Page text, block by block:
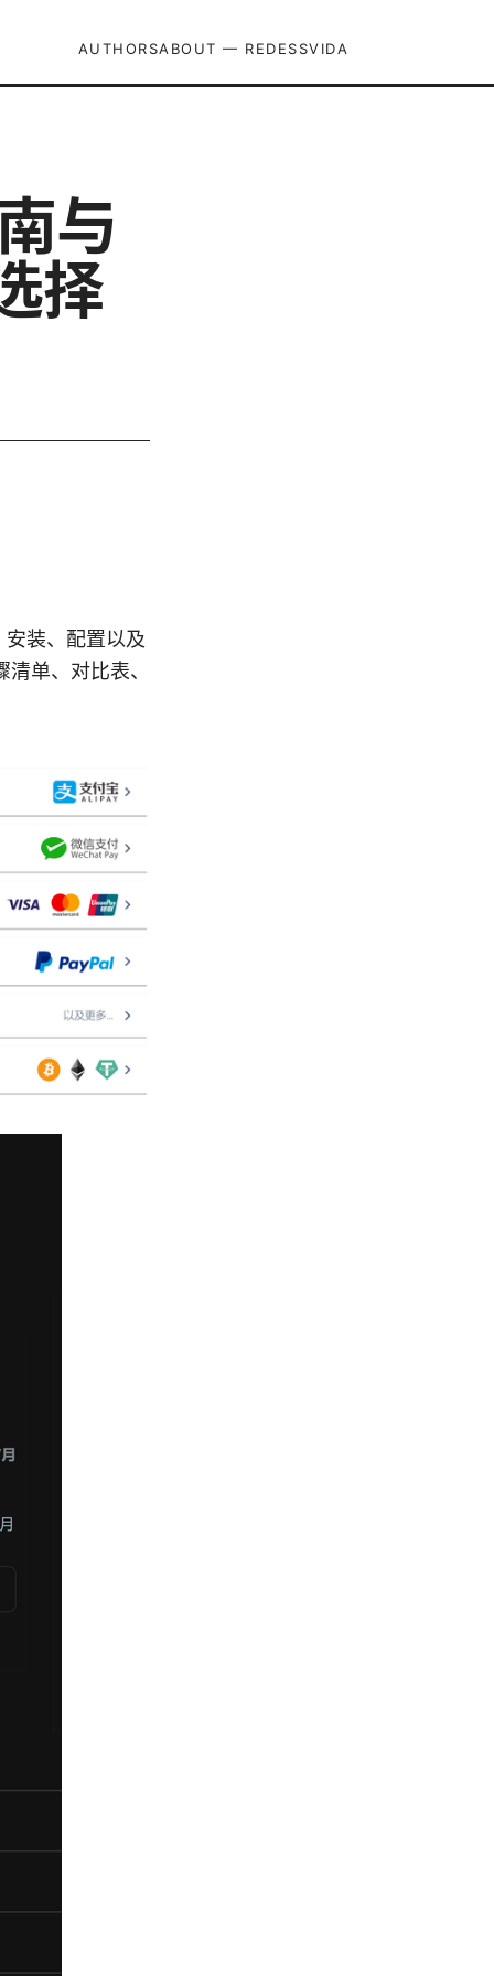
AUTHORSABOUT — REDESSVIDA
与
择
装、配置以及
单、对比表、